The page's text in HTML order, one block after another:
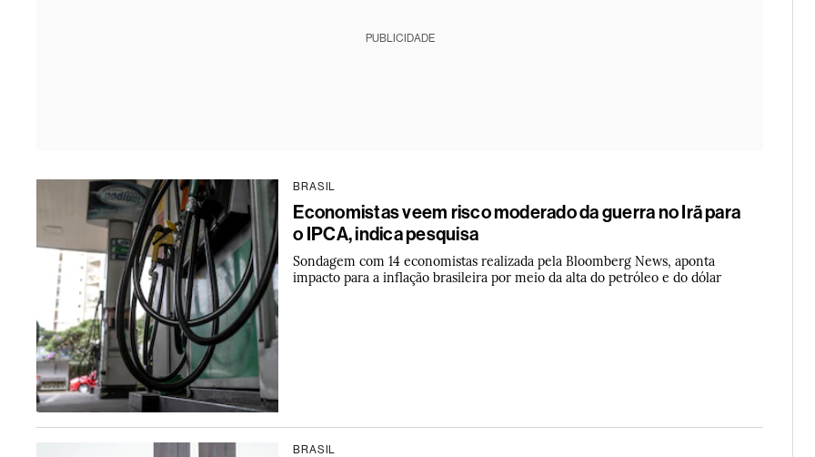
PUBLICIDADE
BRASIL
Economistas veem risco moderado da guerra no Irã para
o IPCA, indica pesquisa
Sondagem com 14 economistas realizada pela Bloomberg News, aponta
impacto para a inflação brasileira por meio da alta do petróleo e do dólar
BRASIL